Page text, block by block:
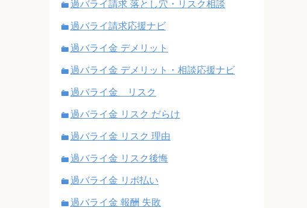
過バライ請求 落とし穴・リスク相談
過バライ請求応援ナビ
過バライ金 デメリット
過バライ金 デメリット・相談応援ナビ
過バライ金 リスク
過バライ金 リスク だらけ
過バライ金 リスク 理由
過バライ金 リスク後悔
過バライ金 リボ払い
過バライ金 報酬 失敗